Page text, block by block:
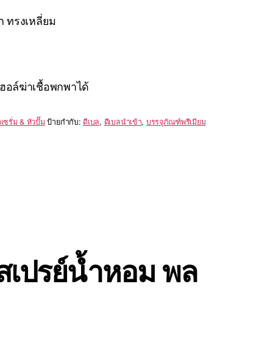
ทรงเหลี่ยม
อล์ฆ่าเชื้อพกพาได้
ซรั่ม & หัวปั๊ม ป้ายกำกับ:ดีเบล, ดีเบลนำเข้า, บรรจุภัณฑ์พรีเมียม
เปรย์น้ำหอม พล